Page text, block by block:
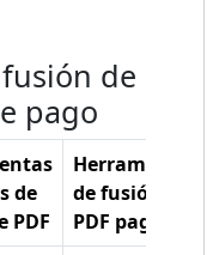
de
pago
de
PDF
Herramientas
de fusión de
PDF pagas